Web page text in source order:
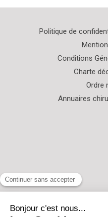
Politique de
Conditions
Charte
Ordre
Annuaires